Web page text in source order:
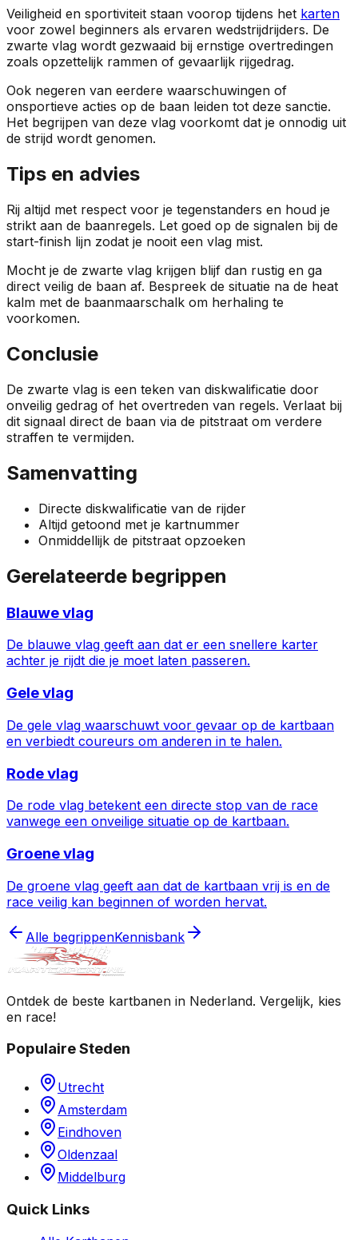
Veiligheid en sportiviteit staan voorop tijdens het karten
voor zowel beginners als ervaren wedstrijdrijders. De
zwarte vlag wordt gezwaaid bij ernstige overtredingen
zoals opzettelijk rammen of gevaarlijk rijgedrag.
Ook negeren van eerdere waarschuwingen of
onsportieve acties op de baan leiden tot deze sanctie.
Het begrijpen van deze vlag voorkomt dat je onnodig uit
de strijd wordt genomen.
Tips en advies
Rij altijd met respect voor je tegenstanders en houd je
strikt aan de baanregels. Let goed op de signalen bij de
start-finish lijn zodat je nooit een vlag mist.
Mocht je de zwarte vlag krijgen blijf dan rustig en ga
direct veilig de baan af. Bespreek de situatie na de heat
kalm met de baanmaarschalk om herhaling te
voorkomen.
Conclusie
De zwarte vlag is een teken van diskwalificatie door
onveilig gedrag of het overtreden van regels. Verlaat bij
dit signaal direct de baan via de pitstraat om verdere
straffen te vermijden.
Samenvatting
Directe diskwalificatie van de rijder
Altijd getoond met je kartnummer
Onmiddellijk de pitstraat opzoeken
Gerelateerde begrippen
Blauwe vlag
De blauwe vlag geeft aan dat er een snellere karter
achter je rijdt die je moet laten passeren.
Gele vlag
De gele vlag waarschuwt voor gevaar op de kartbaan
en verbiedt coureurs om anderen in te halen.
Rode vlag
De rode vlag betekent een directe stop van de race
vanwege een onveilige situatie op de kartbaan.
Groene vlag
De groene vlag geeft aan dat de kartbaan vrij is en de
race veilig kan beginnen of worden hervat.
Alle begrippenKennisbank
Ontdek de beste kartbanen in Nederland. Vergelijk, kies
en race!
Populaire Steden
Utrecht
Amsterdam
Eindhoven
Oldenzaal
Middelburg
Quick Links